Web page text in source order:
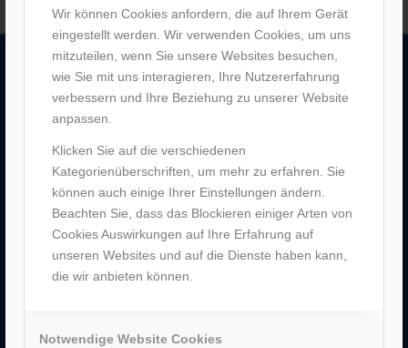
Wir können Cookies anfordern, die auf Ihrem Gerät
eingestellt werden. Wir verwenden Cookies, um uns
mitzuteilen, wenn Sie unsere Websites besuchen,
wie Sie mit uns interagieren, Ihre Nutzererfahrung
verbessern und Ihre Beziehung zu unserer Website
anpassen.
Klicken Sie auf die verschiedenen
Kategorienüberschriften, um mehr zu erfahren. Sie
können auch einige Ihrer Einstellungen ändern.
Beachten Sie, dass das Blockieren einiger Arten von
Cookies Auswirkungen auf Ihre Erfahrung auf
unseren Websites und auf die Dienste haben kann,
die wir anbieten können.
Notwendige Website Cookies
UNTERNEHMEN
Jobs
Historie
Partner
Bergen Enkheim
Neu-Isenburg
Sachsenhausen